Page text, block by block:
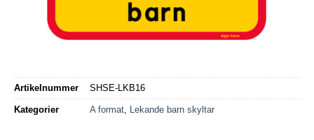
Artikelnummer SHSE-LKB16
Kategorier A format Lekande barn skyltar